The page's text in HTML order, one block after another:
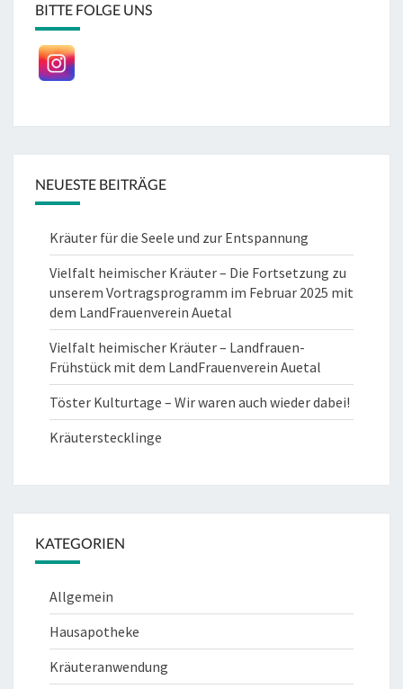
BITTE FOLGE UNS
NEUESTE BEITRÄGE
Kräuter für die Seele und zur Entspannung
Vielfalt heimischer Kräuter – Die Fortsetzung zu
unserem Vortragsprogramm im Februar 2025 mit
dem LandFrauenverein Auetal
Vielfalt heimischer Kräuter – Landfrauen-
Frühstück mit dem LandFrauenverein Auetal
Töster Kulturtage – Wir waren auch wieder dabei!
Kräuterstecklinge
KATEGORIEN
Allgemein
Hausapotheke
Kräuteranwendung